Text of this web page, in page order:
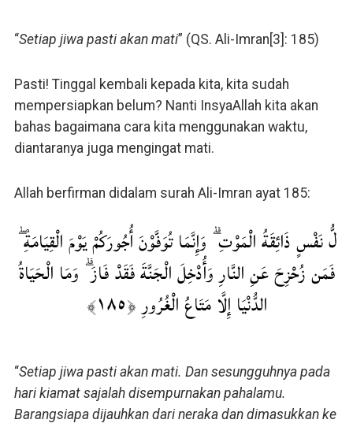
“Setiap jiwa pasti akan mati” (QS. Ali-Imran[3]: 185)
Pasti! Tinggal kembali kepada kita, kita sudah
mempersiapkan belum? Nanti InsyaAllah kita akan
bahas bagaimana cara kita menggunakan waktu,
diantaranya juga mengingat mati.
Allah berfirman didalam surah Ali-Imran ayat 185:
لُّ نَفْسٍ ذَائِقَةُ الْمَوْتِ ۗ وَإِنَّمَا تُوَفَّوْنَ أُجُورَكُمْ يَوْمَ الْقِيَامَةِ ۖ
فَمَن زُحْزِحَ عَنِ النَّارِ وَأُدْخِلَ الْجَنَّةَ فَقَدْ فَازَ ۗ وَمَا الْحَيَاةُ
الدُّنْيَا إِلَّا مَتَاعُ الْغُرُورِ ﴿١٨٥﴾
“Setiap jiwa pasti akan mati. Dan sesungguhnya pada
hari kiamat sajalah disempurnakan pahalamu.
Barangsiapa dijauhkan dari neraka dan dimasukkan ke